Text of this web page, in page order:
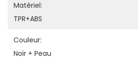
Matériel:
TPR+ABS
Couleur:
Noir + Peau